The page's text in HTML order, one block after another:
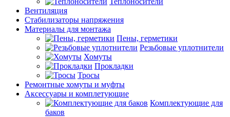
Вентиляция
Стабилизаторы напряжения
Материалы для монтажа
Пены, герметики
Резьбовые уплотнители
Хомуты
Прокладки
Тросы
Ремонтные хомуты и муфты
Аксессуары и комплетующие
Комплектующие для
баков